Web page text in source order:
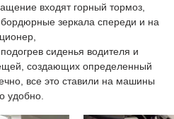
входят горный тормоз,
бордюрные зеркала спереди и на
сиденья водителя и
создающих определенный
все это ставили на машины
удобно.